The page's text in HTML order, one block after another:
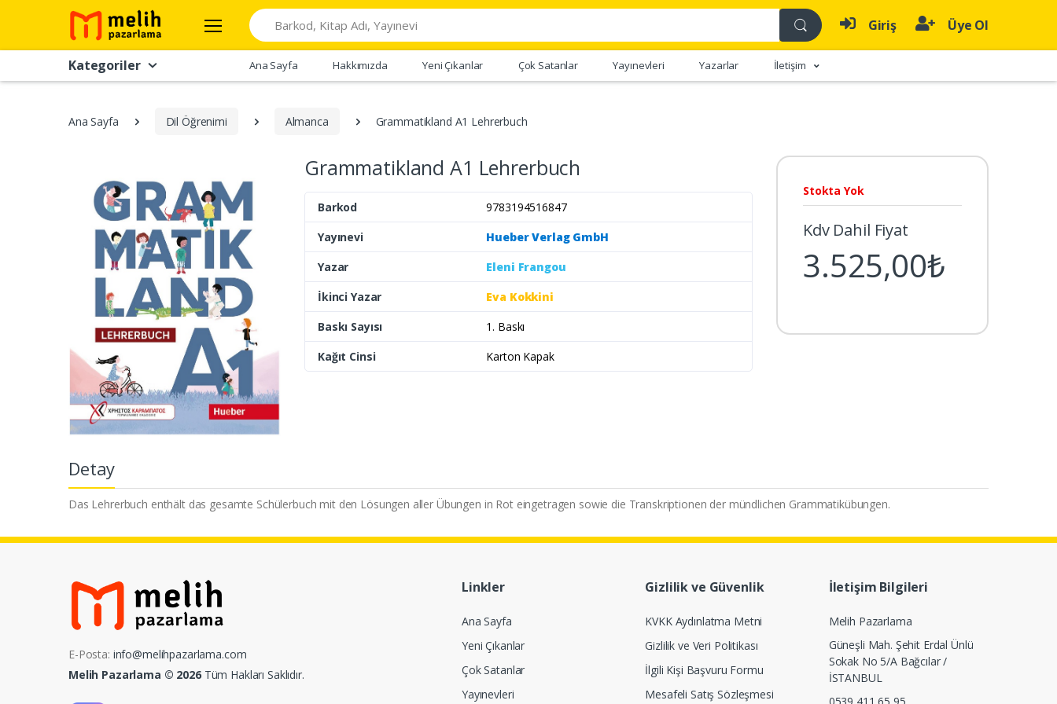
Search
Giriş Üye Ol
Kategoriler Ana Sayfa Hakkımızda Yeni Çıkanlar Çok Satanlar Yayınevleri Yazarlar İletişim
Ana Sayfa Dil Öğrenimi Almanca Grammatikland A1 Lehrerbuch
Grammatikland A1 Lehrerbuch
Barkod
9783194516847
Yayınevi
Hueber Verlag GmbH
Yazar
Eleni Frangou
İkinci Yazar
Eva Kokkini
Baskı Sayısı
1. Baskı
Kağıt Cinsi
Karton Kapak
Stokta Yok
Kdv Dahil Fiyat
3.525,00₺
Detay
Das Lehrerbuch enthält das gesamte Schülerbuch mit den Lösungen aller Übungen in Rot eingetragen sowie die Transkriptionen der mündlichen Grammatikübungen.
E-Posta: info@melihpazarlama.com
Melih Pazarlama © 2026Tüm Hakları Saklıdır.
Linkler
Ana Sayfa
Yeni Çıkanlar
Çok Satanlar
Yayınevleri
Gizlilik ve Güvenlik
KVKK Aydınlatma Metni
Gizlilik ve Veri Politikası
İlgili Kişi Başvuru Formu
Mesafeli Satış Sözleşmesi
İletişim Bilgileri
Melih Pazarlama
Güneşli Mah. Şehit Erdal Ünlü
Sokak No 5/A Bağcılar /
İSTANBUL